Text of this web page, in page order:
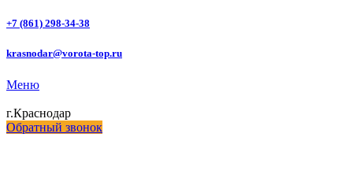
+7 (861) 298-34-38
krasnodar@vorota-top.ru
Меню
г.Краснодар
Обратный звонок